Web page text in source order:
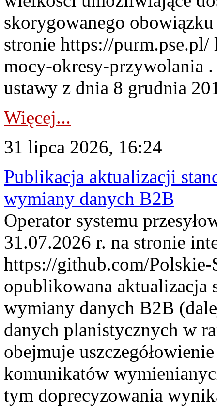
skorygowanego
stronie https://
mocy-okresy-przywolania
ustawy z dnia 8 grudnia
Więcej...
31 lipca 2026, 16:24
Publikacja aktualizacji
wymiany danych B2B
Operator systemu
31.07.2026 r. na stronie
https://github.com/Polskie-
opublikowana aktualizacja
wymiany danych B2B
danych planistycznych w
obejmuje
komunikatów
tym doprecyzowania